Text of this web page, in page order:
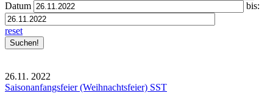
Datum
bis:
reset
26.11. 2022
Saisonanfangsfeier (Weihnachtsfeier) SST